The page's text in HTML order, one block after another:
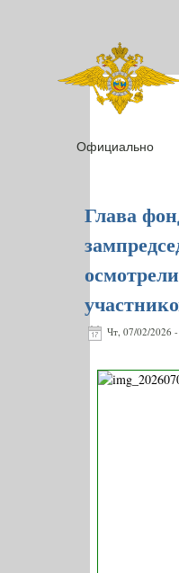
Официально
Глава
Чт, 07/02/2026